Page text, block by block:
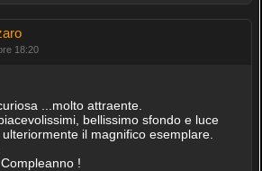
18:20
...molto attraente.
bellissimo sfondo e luce
il magnifico esemplare.
!